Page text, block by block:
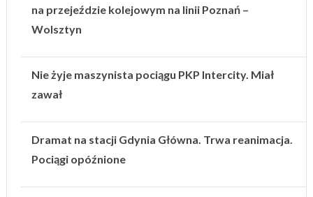
na przejeździe kolejowym na linii Poznań –
Wolsztyn
Nie żyje maszynista pociągu PKP Intercity. Miał
zawał
Dramat na stacji Gdynia Główna. Trwa reanimacja.
Pociągi opóźnione